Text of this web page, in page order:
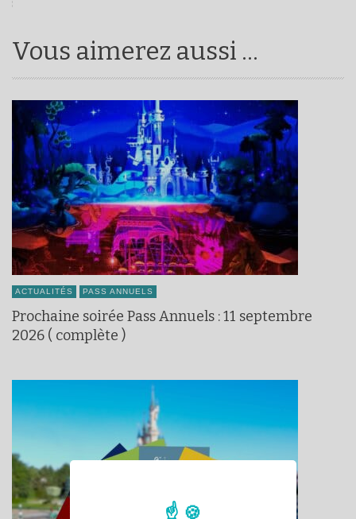
Vous aimerez aussi ...
ACTUALITÉS PASS ANNUELS
Prochaine soirée Pass Annuels : 11 septembre
2026 ( complète )